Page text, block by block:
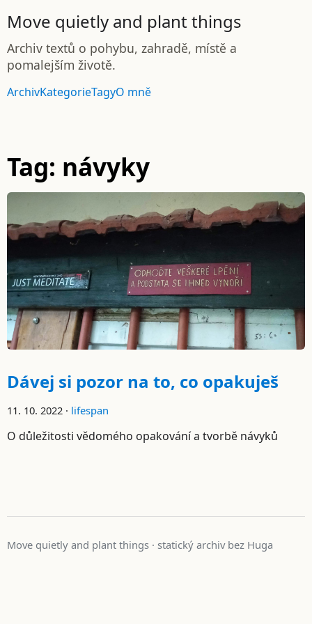
Move quietly and plant things
Archiv textů o pohybu, zahradě, místě a
pomalejším životě.
ArchivKategorieTagyO mně
Tag: návyky
Dávej si pozor na to, co opakuješ
11. 10. 2022 · lifespan
O důležitosti vědomého opakování a tvorbě návyků
Move quietly and plant things · statický archiv bez Huga